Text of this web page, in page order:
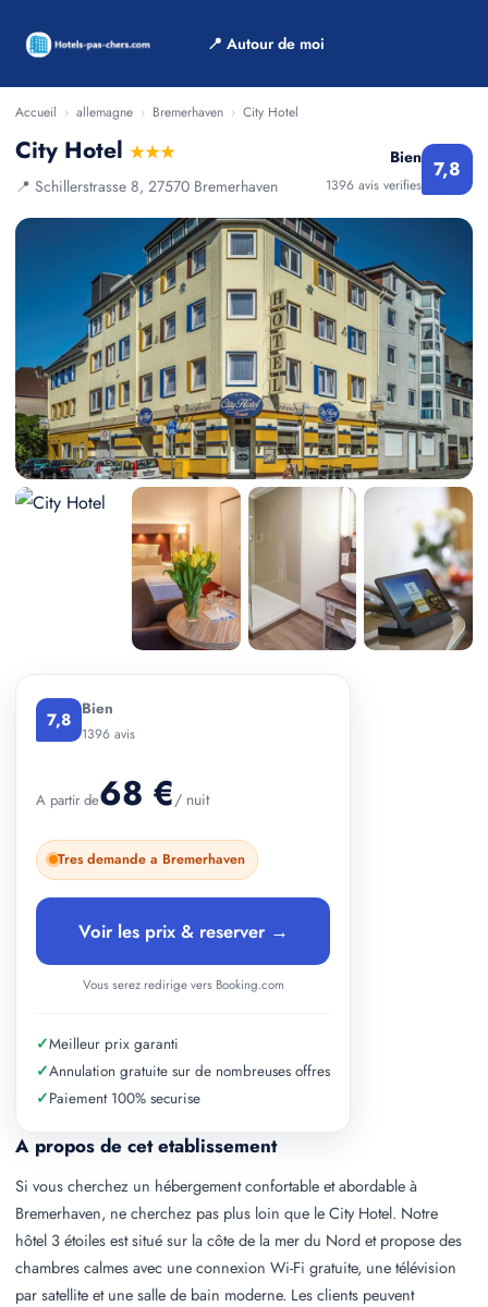
📍 Autour de moi
Accueil › allemagne › Bremerhaven › City Hotel
City Hotel ★★★
📍 Schillerstrasse 8, 27570 Bremerhaven
Bien
1396 avis verifies
7,8
A propos de cet etablissement
Si vous cherchez un hébergement confortable et abordable à
Bremerhaven, ne cherchez pas plus loin que le City Hotel. Notre
hôtel 3 étoiles est situé sur la côte de la mer du Nord et propose des
chambres calmes avec une connexion Wi-Fi gratuite, une télévision
par satellite et une salle de bain moderne. Les clients peuvent
7,8 Bien
1396 avis
A partir de68 €/ nuit
Tres demande a Bremerhaven
Voir les prix & reserver →
Vous serez redirige vers Booking.com
✓Meilleur prix garanti
✓Annulation gratuite sur de nombreuses offres
✓Paiement 100% securise